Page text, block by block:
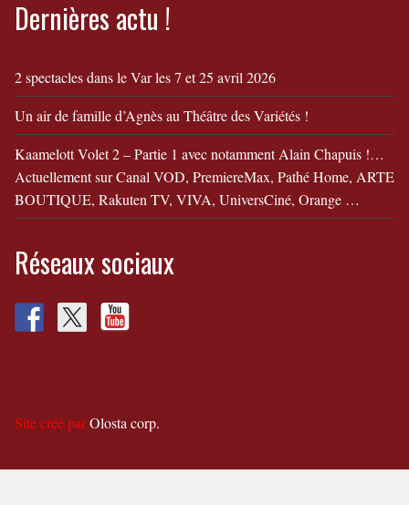
Dernières actu !
2 spectacles dans le Var les 7 et 25 avril 2026
Un air de famille d’Agnès au Théâtre des Variétés !
Kaamelott Volet 2 – Partie 1 avec notamment Alain Chapuis !…
Actuellement sur Canal VOD, PremiereMax, Pathé Home, ARTE
BOUTIQUE, Rakuten TV, VIVA, UniversCiné, Orange …
Réseaux sociaux
Site créé parOlosta corp.